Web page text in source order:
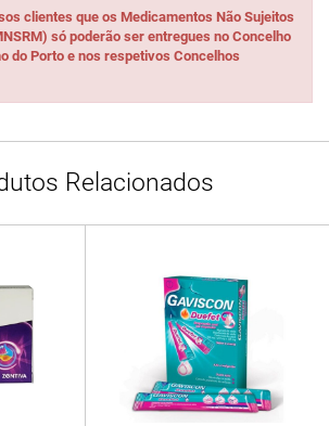
clientes que os Medicamentos Não Sujeitos
só poderão ser entregues no Concelho
do Porto e nos respetivos Concelhos
Relacionados